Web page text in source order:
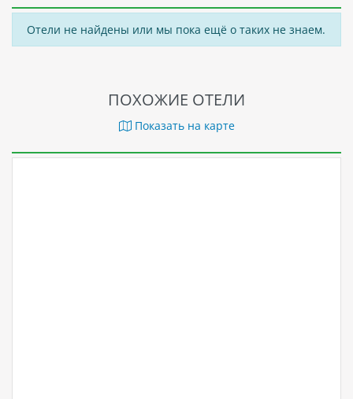
Отели не найдены или мы пока ещё о таких не знаем.
ПОХОЖИЕ ОТЕЛИ
Показать на карте